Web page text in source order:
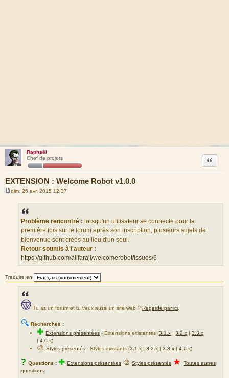
Raphaël
Chef de projets
EXTENSION : Welcome Robot v1.0.0
Citation
dim. 26 avr. 2015 12:37
Problème rencontré : lorsqu'un utilisateur se connecte pour la
première fois sur le forum après son inscription, plusieurs sujets de
bienvenue sont créés au lieu d'un seul.
Retour soumis à l'auteur :
https://github.com/alifaraji/welcomerobot/issues/6
Traduire en
Tu as un forum et tu veux aussi un site web ? Regarde par ici
🔍 Recherches :
✚Extensions présentées -Extensions existantes (3.1.x |3.2.x |3.3.x
|4.0.x)
🎨Styles présentés - Styles existants (3.1.x |3.2.x |3.3.x |4.0.x)
? Questions : ✚ Extensions présentées 🎨 Styles présentés ★ Toutes autres
questions